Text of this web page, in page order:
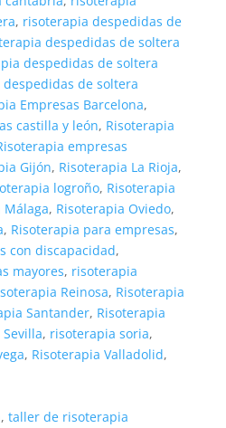
, risoterapia despedidas de
despedidas de soltera
despedidas de soltera
de soltera
Empresas Barcelona,
castilla y león, Risoterapia
empresas
Gijón, Risoterapia La Rioja,
logroño, Risoterapia
Málaga, Risoterapia Oviedo,
, Risoterapia para empresas,
con discapacidad,
mayores, risoterapia
Reinosa, Risoterapia
Santander, Risoterapia
, risoterapia soria,
, Risoterapia Valladolid,
, taller de risoterapia